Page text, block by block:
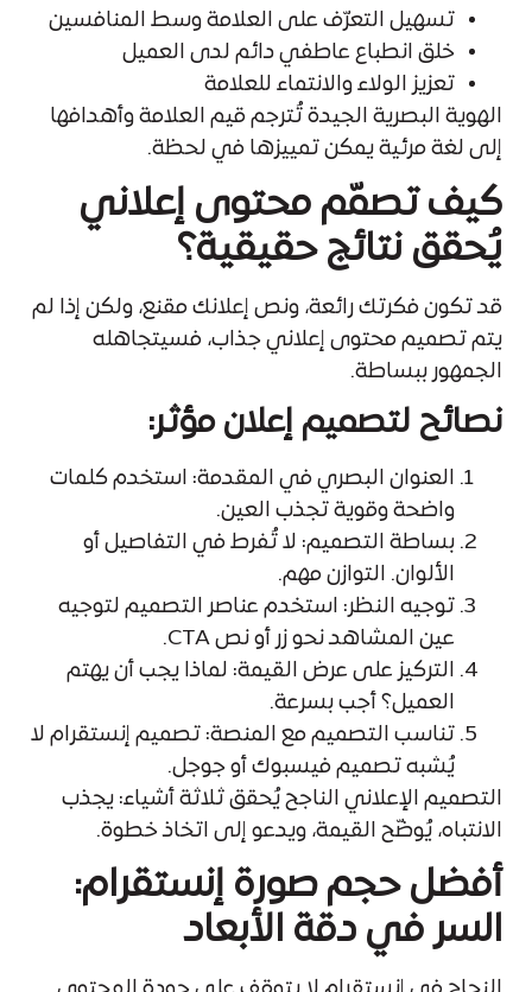
تسهيل التعرّف على العلامة وسط المنافسين
خلق انطباع عاطفي دائم لدى العميل
تعزيز الولاء والانتماء للعلامة
الهوية البصرية الجيدة تُترجم قيم العلامة وأهدافها
إلى لغة مرئية يمكن تمييزها في لحظة.
كيف تصمّم محتوى إعلاني
يُحقق نتائج حقيقية؟
قد تكون فكرتك رائعة، ونص إعلانك مقنع، ولكن إذا لم
يتم تصميم محتوى إعلاني جذاب، فسيتجاهله
الجمهور ببساطة.
نصائح لتصميم إعلان مؤثر:
العنوان البصري في المقدمة: استخدم كلمات
واضحة وقوية تجذب العين.
بساطة التصميم: لا تُفرط في التفاصيل أو
الألوان. التوازن مهم.
توجيه النظر: استخدم عناصر التصميم لتوجيه
عين المشاهد نحو زر أو نص CTA.
التركيز على عرض القيمة: لماذا يجب أن يهتم
العميل؟ أجب بسرعة.
تناسب التصميم مع المنصة: تصميم إنستقرام لا
يُشبه تصميم فيسبوك أو جوجل.
التصميم الإعلاني الناجح يُحقق ثلاثة أشياء: يجذب
الانتباه، يُوضّح القيمة، ويدعو إلى اتخاذ خطوة.
أفضل حجم صورة إنستقرام:
السر في دقة الأبعاد